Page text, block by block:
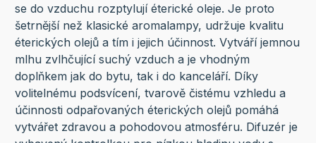
se do vzduchu rozptylují éterické oleje. Je proto
šetrnější než klasické aromalampy, udržuje kvalitu
éterických olejů a tím i jejich účinnost. Vytváří jemnou
mlhu zvlhčující suchý vzduch a je vhodným
doplňkem jak do bytu, tak i do kanceláří. Díky
volitelnému podsvícení, tvarově čistému vzhledu a
účinnosti odpařovaných éterických olejů pomáhá
vytvářet zdravou a pohodovou atmosféru. Difuzér je